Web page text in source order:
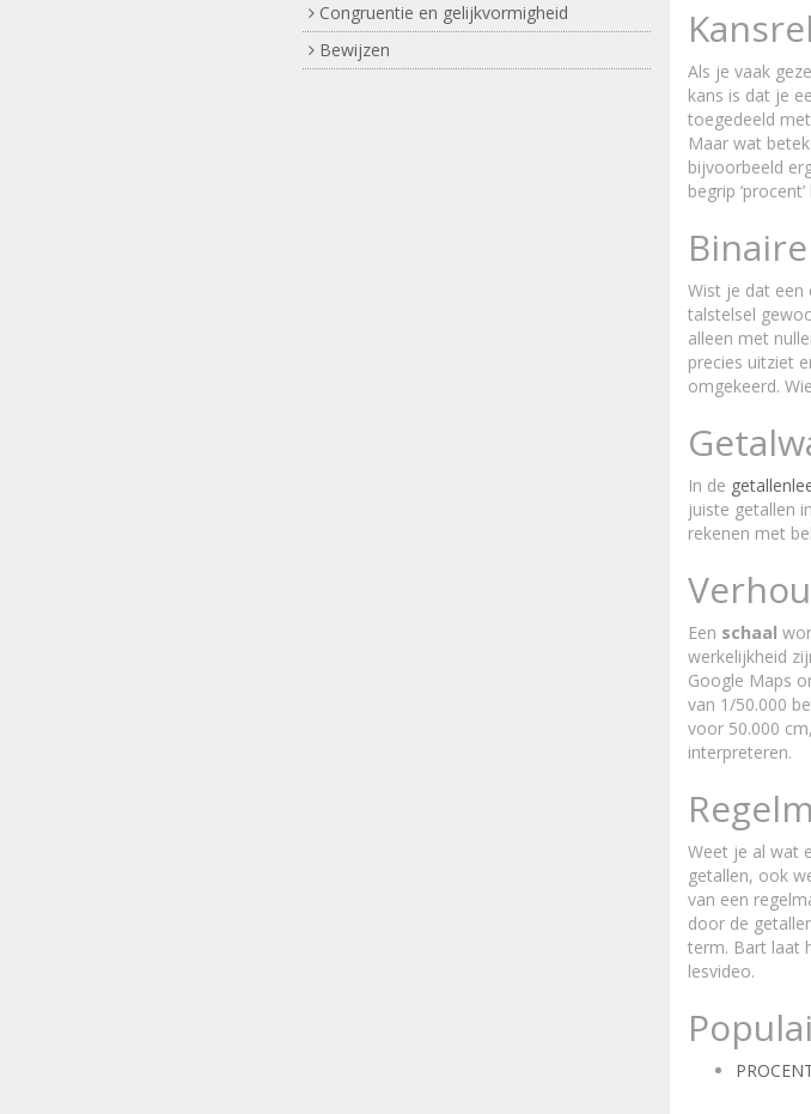
Congruentie en gelijkvormigheid
Bewijzen
Als je vaak
kans is dat je
toegedeeld
Maar wat
bijvoorbeeld
begrip
Wist je dat
talstelsel
alleen met
precies uitziet
omgekeerd.
In de
juiste getallen
rekenen met
Een schaal
werkelijkheid
Google Maps
van 1/50.000
voor 50.000
interpreteren.
Weet je al wat
getallen, ook
van een
door de
term. Bart laat
lesvideo.